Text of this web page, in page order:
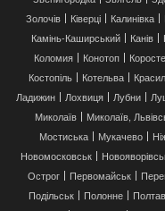
Золочів
Ківерці Калинівка
Камінь-Каширський
Канів
Коломия
Конотоп
Костопіль
Котельва
Ладижин
Лохвиця Лубни
Миколаїв
Миколаїв,
Мостиська
Мукачево
Новомосковськ
Острог
Первомайськ
Подільськ
Полонне